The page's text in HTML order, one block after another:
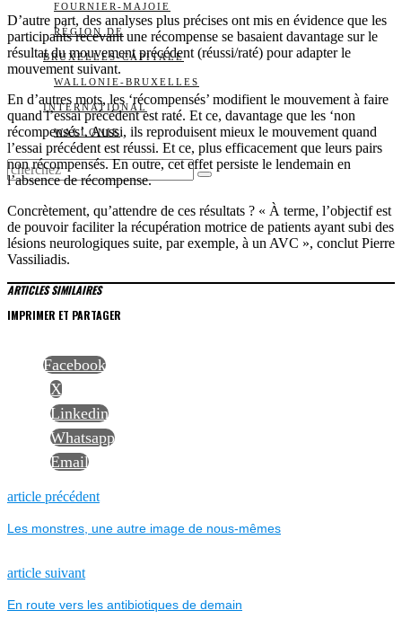
FOURNIER-MAJOIE
RÉGION DE
BRUXELLES-CAPITALE
WALLONIE-BRUXELLES
INTERNATIONAL
WALLONIE
D’autre part, des analyses plus précises ont mis en évidence que les
participants recevant une récompense se basaient davantage sur le
résultat du mouvement précédent (réussi/raté) pour adapter le
mouvement suivant.
En d’autres mots, les ‘récompensés’ modifient le mouvement à faire
quand l’essai précédent est raté. Et ce, davantage que les ‘non
récompensés’. Aussi, ils reproduisent mieux le mouvement quand
l’essai précédent est réussi. Et ce, plus efficacement que leurs pairs
non récompensés. En outre, cet effet persiste le lendemain en
l’absence de récompense.
Concrètement, qu’attendre de ces résultats ? « À terme, l’objectif est
de pouvoir faciliter la récupération motrice de patients ayant subi des
lésions neurologiques suite, par exemple, à un AVC », conclut Pierre
Vassiliadis.
ARTICLES SIMILAIRES
IMPRIMER ET PARTAGER
Facebook
X
Linkedin
Whatsapp
Email
NAVIGATION
DE
L’ARTICLE
article précédentPrevious
Les monstres, une autre image de nous-mêmes
article suivantNext
En route vers les antibiotiques de demain